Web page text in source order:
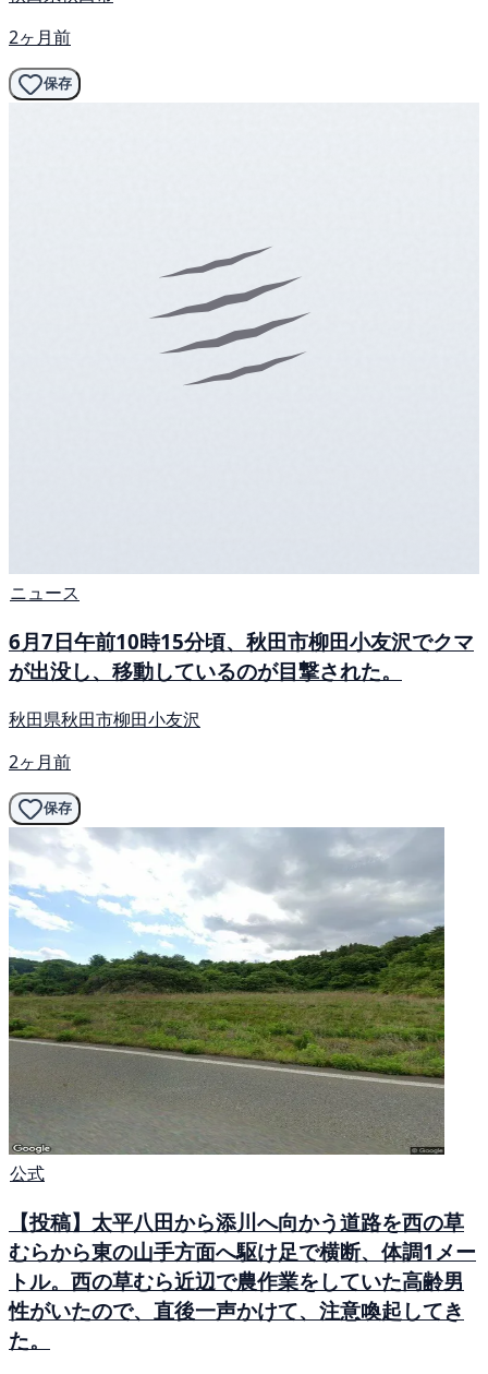
2ヶ月前
保存
ニュース
6月7日午前10時15分頃、秋田市柳田小友沢でクマ
が出没し、移動しているのが目撃された。
秋田県秋田市柳田小友沢
2ヶ月前
保存
公式
【投稿】太平八田から添川へ向かう道路を西の草
むらから東の山手方面へ駆け足で横断、体調1メー
トル。西の草むら近辺で農作業をしていた高齢男
性がいたので、直後一声かけて、注意喚起してき
た。